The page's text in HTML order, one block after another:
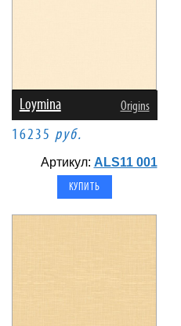
Loymina Origins
16235 руб.
Артикул: ALS11 001